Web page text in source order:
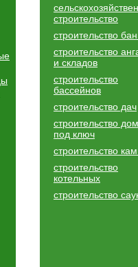
строительство
строительство
строительство
и складов
строительство
бассейнов
строительство дач
строительство
под ключ
строительство
строительство
котельных
строительство